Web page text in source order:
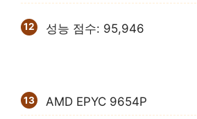
성능 점수: 95,946
AMD EPYC 9654P